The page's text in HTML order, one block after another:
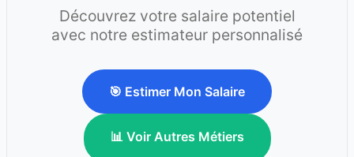
Découvrez votre salaire potentiel
avec notre estimateur personnalisé
🎯 Estimer Mon Salaire
📊 Voir Autres Métiers